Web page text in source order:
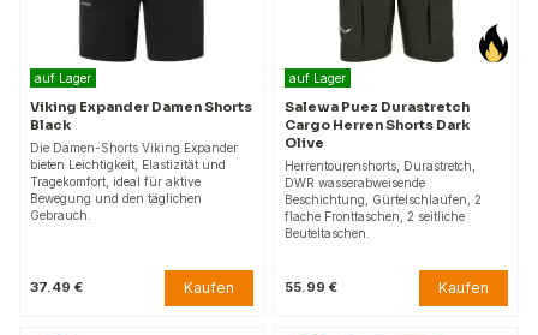
auf Lager
Viking Expander Damen Shorts
Black
Die Damen-Shorts Viking Expander
bieten Leichtigkeit, Elastizität und
Tragekomfort, ideal für aktive
Bewegung und den täglichen
Gebrauch.
37.49 € Kaufen
auf Lager
Salewa Puez Durastretch
Cargo Herren Shorts Dark
Olive
Herrentourenshorts, Durastretch,
DWR wasserabweisende
Beschichtung, Gürtelschlaufen, 2
flache Fronttaschen, 2 seitliche
Beuteltaschen.
55.99 € Kaufen